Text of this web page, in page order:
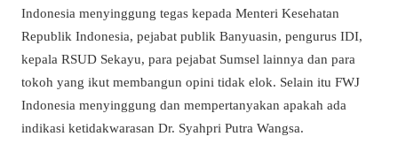
Indonesia menyinggung tegas kepada Menteri Kesehatan
Republik Indonesia, pejabat publik Banyuasin, pengurus IDI,
kepala RSUD Sekayu, para pejabat Sumsel lainnya dan para
tokoh yang ikut membangun opini tidak elok. Selain itu FWJ
Indonesia menyinggung dan mempertanyakan apakah ada
indikasi ketidakwarasan Dr. Syahpri Putra Wangsa.